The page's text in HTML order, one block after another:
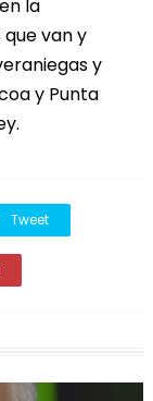
la
van y
y
y Punta
Tweet